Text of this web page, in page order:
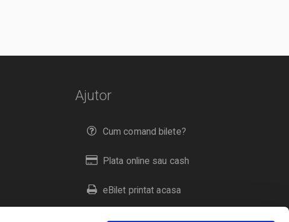
Ajutor
Cum comand bilete?
Plata online sau cash
eBilet printat acasa
Livrare prin curier